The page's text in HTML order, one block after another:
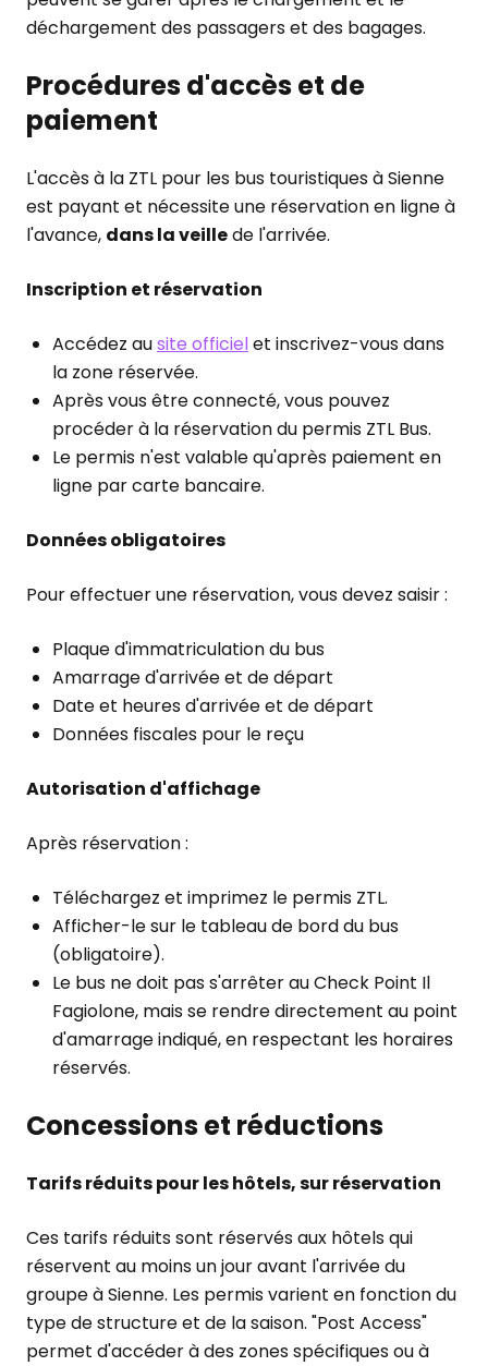
déchargement des passagers et des bagages.
Procédures d'accès et de
paiement
L'accès à la ZTL pour les bus touristiques à Sienne
est payant et nécessite une réservation en ligne à
l'avance, dans la veillede l'arrivée.
Inscription et réservation
Accédez ausite officielet inscrivez-vous dans
la zone réservée.
Après vous être connecté, vous pouvez
procéder à la réservation du permis ZTL Bus.
Le permis n'est valable qu'après paiement en
ligne par carte bancaire.
Données obligatoires
Pour effectuer une réservation, vous devez saisir :
Plaque d'immatriculation du bus
Amarrage d'arrivée et de départ
Date et heures d'arrivée et de départ
Données fiscales pour le reçu
Autorisation d'affichage
Après réservation :
Téléchargez et imprimez le permis ZTL.
Afficher-le sur le tableau de bord du bus
(obligatoire).
Le bus ne doit pas s'arrêter au Check Point Il
Fagiolone, mais se rendre directement au point
d'amarrage indiqué, en respectant les horaires
réservés.
Concessions et réductions
Tarifs réduits pour les hôtels, sur réservation
Ces tarifs réduits sont réservés aux hôtels qui
réservent au moins un jour avant l'arrivée du
groupe à Sienne. Les permis varient en fonction du
type de structure et de la saison. "Post Access"
permet d'accéder à des zones spécifiques ou à